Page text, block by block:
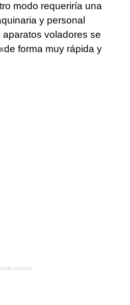
modo requeriría una
y personal
voladores se
forma muy rápida y